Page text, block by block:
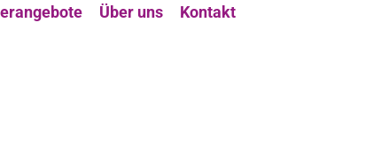
Über uns Kontakt